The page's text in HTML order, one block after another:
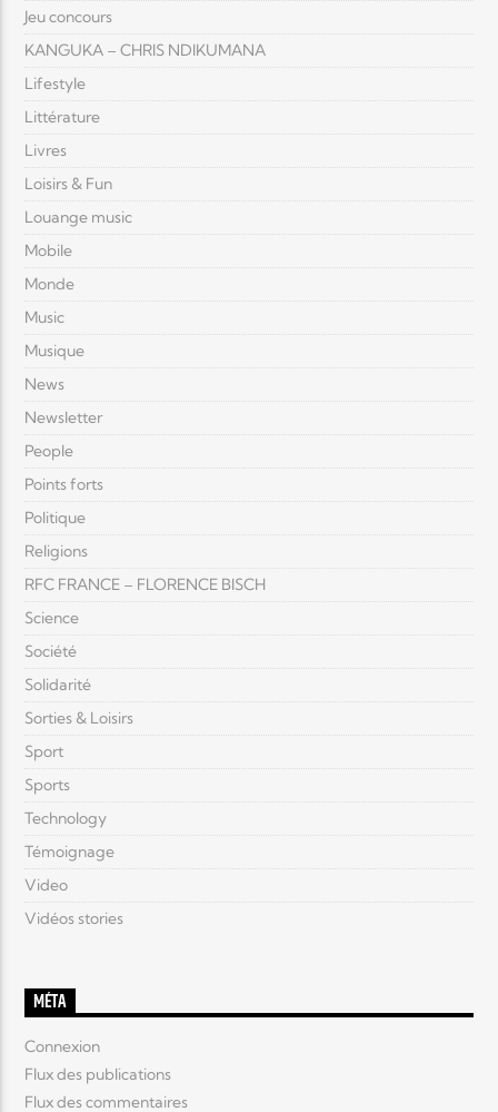
Jeu concours
KANGUKA – CHRIS NDIKUMANA
Lifestyle
Littérature
Livres
Loisirs & Fun
Louange music
Mobile
Monde
Music
Musique
News
Newsletter
People
Points forts
Politique
Religions
RFC FRANCE – FLORENCE BISCH
Science
Société
Solidarité
Sorties & Loisirs
Sport
Sports
Technology
Témoignage
Video
Vidéos stories
MÉTA
Connexion
Flux des publications
Flux des commentaires